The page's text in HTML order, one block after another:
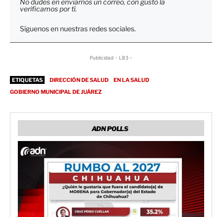
verificamos por tí.
Síguenos en nuestras redes sociales.
Publicidad - LB3 -
ETIQUETAS DIRECCIÓN DE SALUD
EN LA SALUD
GOBIERNO MUNICIPAL DE JUÁREZ
ADN POLLS